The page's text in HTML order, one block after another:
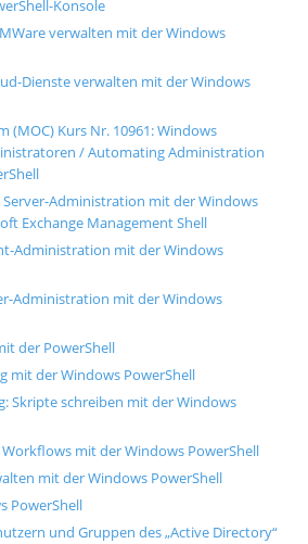
Konsole
verwalten mit der Windows
Dienste verwalten mit der Windows
(MOC) Kurs Nr. 10961: Windows
/ Automating Administration
Server-Administration mit der Windows
Exchange Management Shell
Administration mit der Windows
Administration mit der Windows
der PowerShell
mit der Windows PowerShell
Skripte schreiben mit der Windows
mit der Windows PowerShell
mit der Windows PowerShell
PowerShell
und Gruppen des „Active Directory“